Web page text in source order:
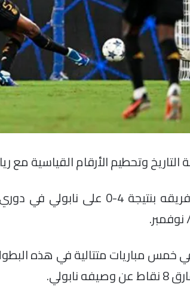
التاريخ وتحطيم الأرقام القياسية مع
حيث شارك بتسجيل هدفٍ، ضمن فيه فوز فريقه
خمس مباريات متتالية في هذه